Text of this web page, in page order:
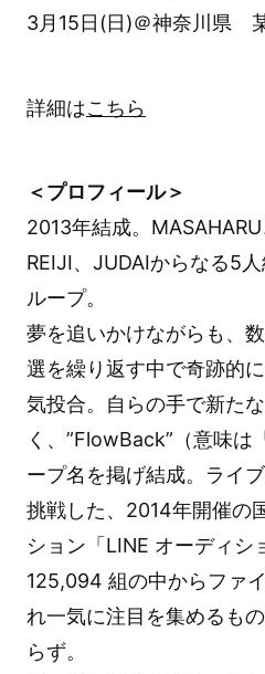
3月15日(日)＠神奈川県
詳細はこちら
＜プロフィール＞
2013年結成。MASAHARU
REIJI、JUDAIからなる5
ループ。
夢を追いかけながらも、
選を繰り返す中で奇跡的
気投合。自らの手で新た
く、”FlowBack”（意味は
ープ名を掲げ結成。ライ
挑戦した、2014年開催の
ション「LINE オーディシ
125,094 組の中からファ
れ一気に注目を集めるも
らず。